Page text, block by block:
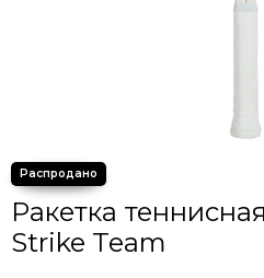
Ракетка
Strike Team